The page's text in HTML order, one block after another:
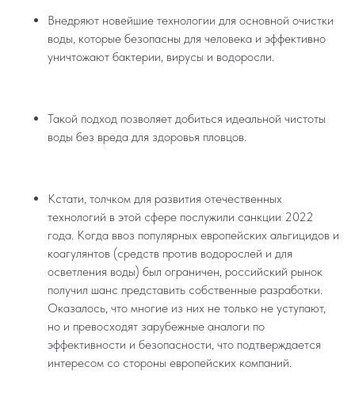
Внедряют новейшие технологии для основной очистки
воды, которые безопасны для человека и эффективно
уничтожают бактерии, вирусы и водоросли.
Такой подход позволяет добиться идеальной чистоты
воды без вреда для здоровья пловцов.
Кстати, толчком для развития отечественных
технологий в этой сфере послужили санкции 2022
года. Когда ввоз популярных европейских альгицидов и
коагулянтов (средств против водорослей и для
осветления воды) был ограничен, российский рынок
получил шанс представить собственные разработки.
Оказалось, что многие из них не только не уступают,
но и превосходят зарубежные аналоги по
эффективности и безопасности, что подтверждается
интересом со стороны европейских компаний.